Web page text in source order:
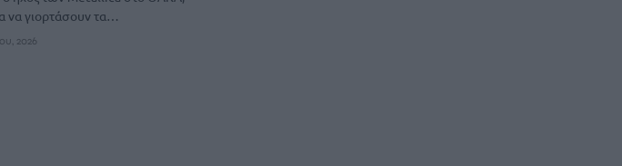
να γιορτάσουν τα…
2026